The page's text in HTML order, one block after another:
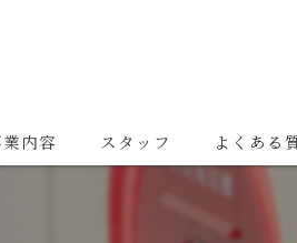
内容 スタッフ よくある